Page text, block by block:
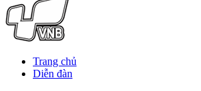
Trang chủ
Diễn đàn